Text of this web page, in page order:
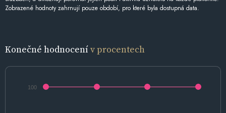
Zobrazené hodnoty zahrnují pouze období, pro které byla dostupná data.
Konečné hodnocenív procentech
100